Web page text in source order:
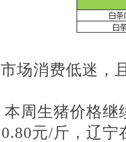
市场消费低迷，
本周生猪价格继
0.80元/斤，辽宁